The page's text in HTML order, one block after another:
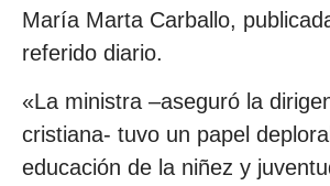
María Marta Carballo,
referido diario.
«La ministra –aseguró la
cristiana- tuvo un papel
educación de la niñez y